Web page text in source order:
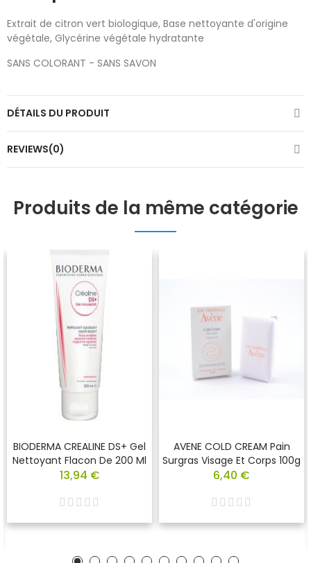
Extrait de citron vert biologique, Base nettoyante d'origine
végétale, Glycérine végétale hydratante
SANS COLORANT - SANS SAVON
DÉTAILS DU PRODUIT
REVIEWS(0)
Produits de la même catégorie
BIODERMA CREALINE DS+ Gel
Nettoyant Flacon De 200 Ml
13,94 €
AVENE COLD CREAM Pain
Surgras Visage Et Corps 100g
6,40 €